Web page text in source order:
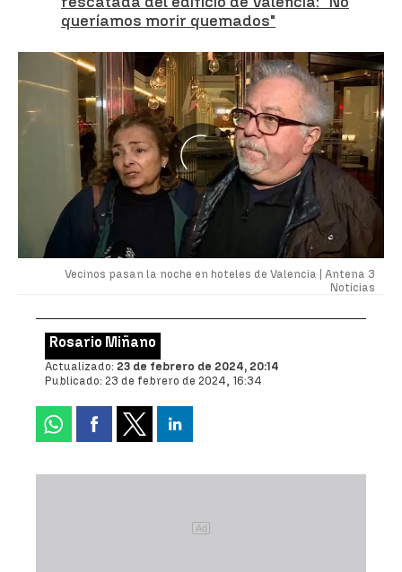
queríamos morir quemados"
Vecinos pasan la noche en hoteles de Valencia | Antena 3
Noticias
Rosario Miñano
Actualizado: 23 de febrero de 2024, 20:14
Publicado: 23 de febrero de 2024, 16:34
Ad